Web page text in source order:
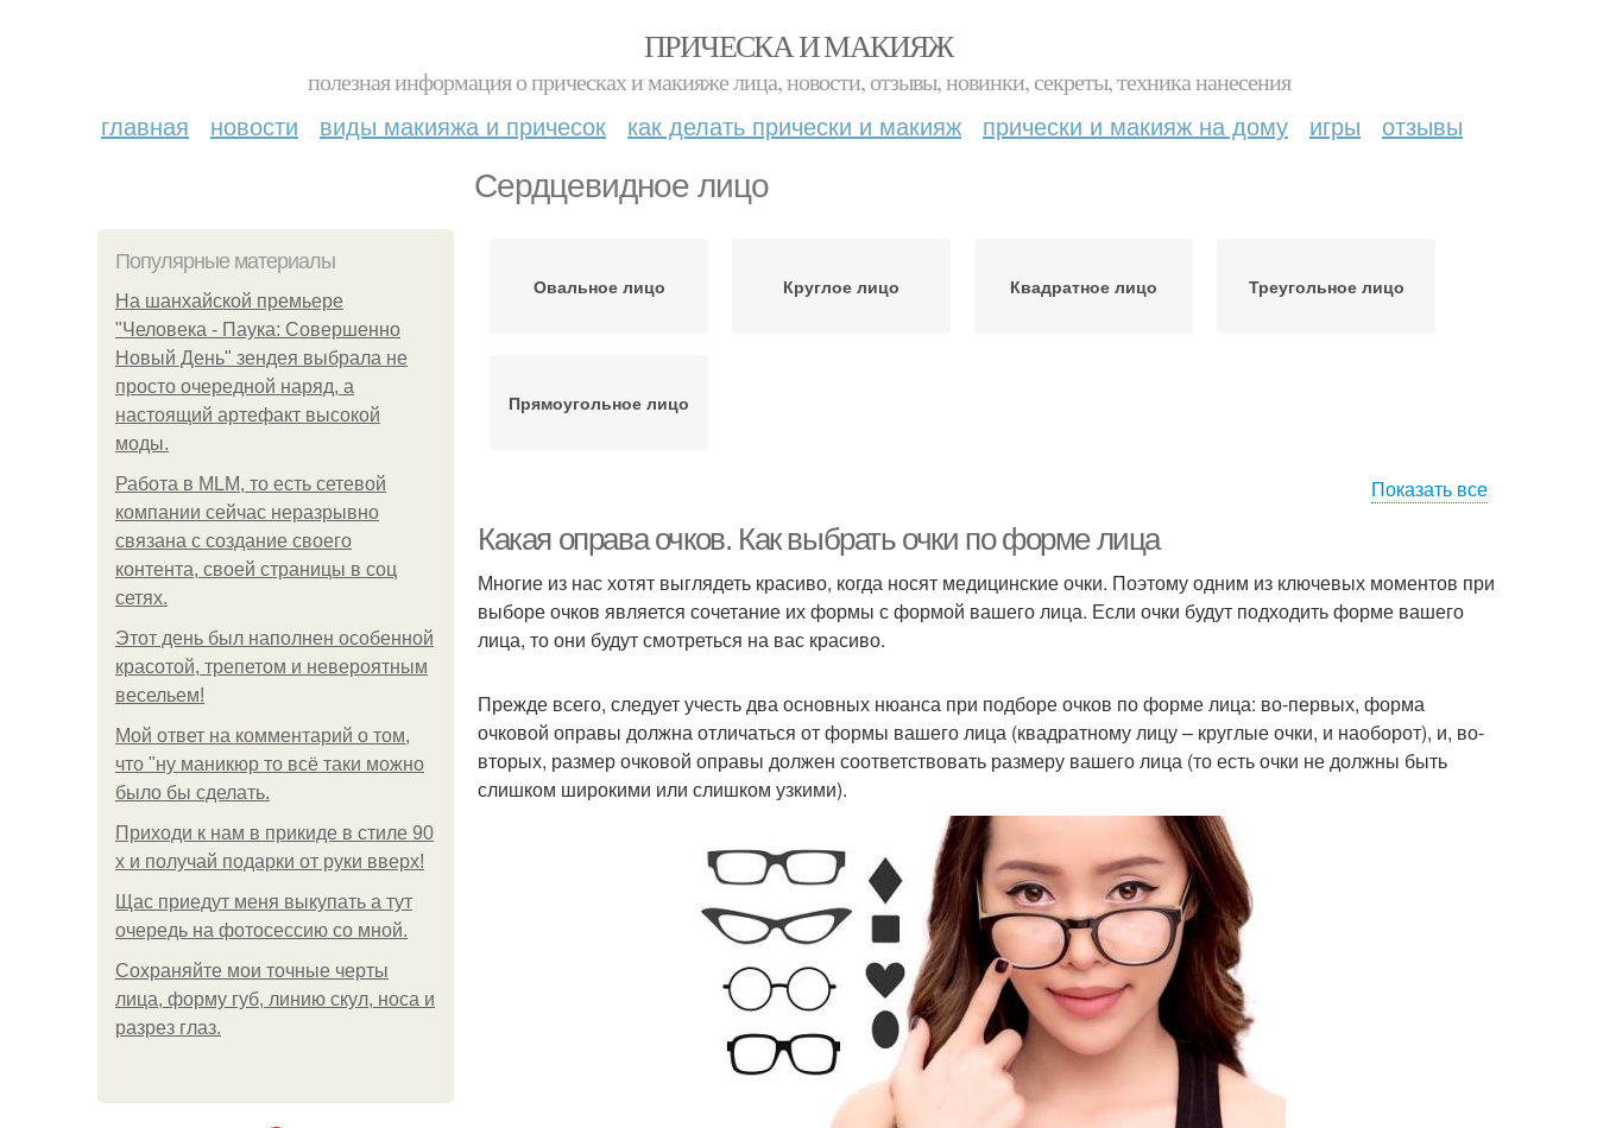
ПРИЧЕСКА И МАКИЯЖ
полезная информация о прическах и макияже лица, новости, отзывы, новинки, секреты, техника нанесения
главная новости виды макияжа и причесок как делать прически и макияж прически и макияж на дому игры отзывы
Сердцевидное лицо
Популярные материалы
На шанхайской премьере
"Человека - Паука: Совершенно
Новый День" зендея выбрала не
просто очередной наряд, а
настоящий артефакт высокой
моды.
Работа в MLM, то есть сетевой
компании сейчас неразрывно
связана с создание своего
контента, своей страницы в соц
сетях.
Этот день был наполнен особенной
красотой, трепетом и невероятным
весельем!
Мой ответ на комментарий о том,
что "ну маникюр то всё таки можно
было бы сделать.
Приходи к нам в прикиде в стиле 90
х и получай подарки от руки вверх!
Щас приедут меня выкупать а тут
очередь на фотосессию со мной.
Сохраняйте мои точные черты
лица, форму губ, линию скул, носа и
разрез глаз.
Овальное лицо Круглое лицо Квадратное лицо Треугольное лицо
Прямоугольное лицо
Показать все
Какая оправа очков. Как выбрать очки по форме лица
Многие из нас хотят выглядеть красиво, когда носят медицинские очки. Поэтому одним из ключевых моментов при
выборе очков является сочетание их формы с формой вашего лица. Если очки будут подходить форме вашего
лица, то они будут смотреться на вас красиво.
Прежде всего, следует учесть два основных нюанса при подборе очков по форме лица: во-первых, форма
очковой оправы должна отличаться от формы вашего лица (квадратному лицу – круглые очки, и наоборот), и, во-
вторых, размер очковой оправы должен соответствовать размеру вашего лица (то есть очки не должны быть
слишком широкими или слишком узкими).